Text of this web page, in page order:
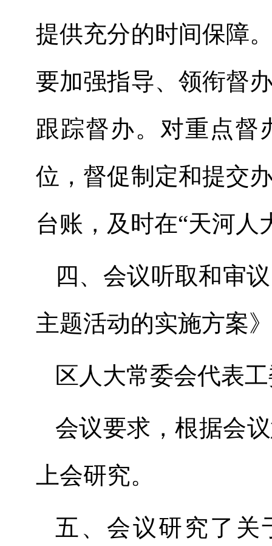
提供充分的时间保障
要加强指导、领衔督
跟踪督办。对重点督
位，督促制定和提交
台账，及时在“天河人
四、 会议听取和审
主题活动的实施方案》
区人大常委会代表
会议要求，根据会
上会研究。
五、 会议研究了关